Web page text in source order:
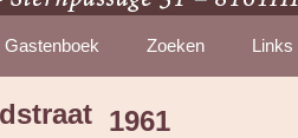
Gastenboek Zoeken Links
1961